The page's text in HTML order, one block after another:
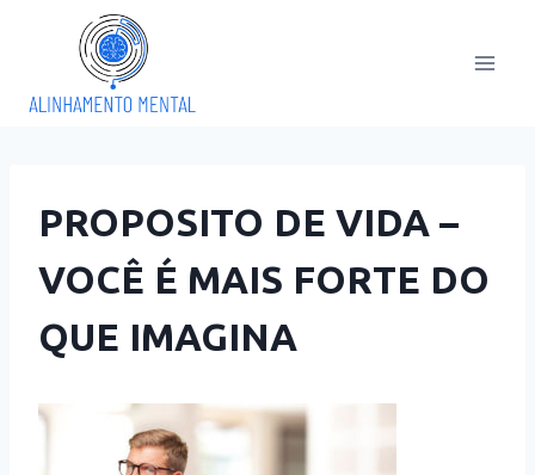
Conteúdo
PROPOSITO DE VIDA –
VOCÊ É MAIS FORTE DO
QUE IMAGINA